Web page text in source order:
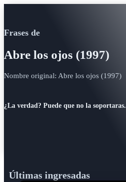
Frases de
Abre los ojos (1997)
Nombre original: Abre los ojos (1997)
¿La verdad? Puede que no la soportaras.
Últimas ingresadas